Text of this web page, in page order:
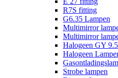
R7S fitting
G6.35 Lampen
Multimirror
Multimirror
Halogeen GY
Halogeen
Strobe lampen